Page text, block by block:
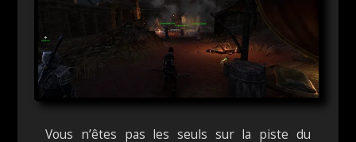
Vous n’êtes pas les seuls sur la piste du